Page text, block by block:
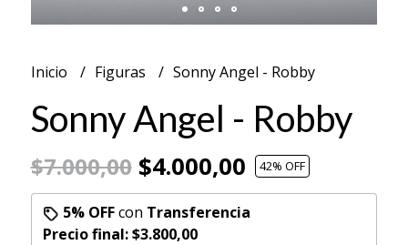
Inicio Figuras Sonny Angel - Robby
Sonny Angel - Robby
$7.000,00$4.000,00 42% OFF
5% OFFcon Transferencia
Precio final:$3.800,00